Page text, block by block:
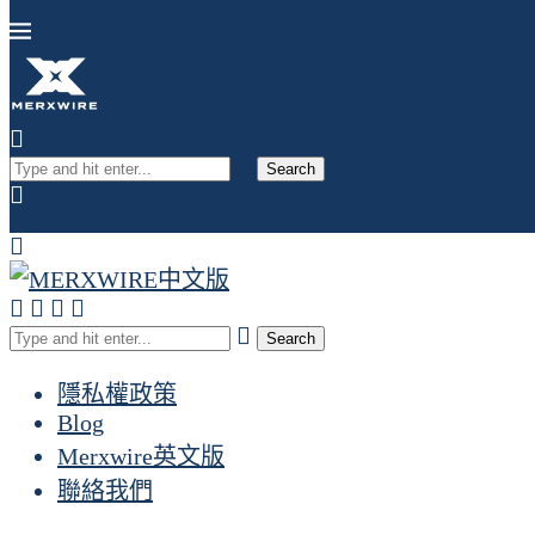
Search
Search
隱私權政策
Blog
Merxwire英文版
聯絡我們